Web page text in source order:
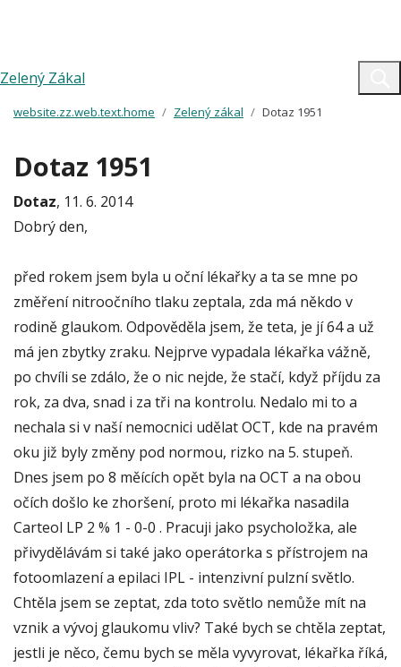
Zelený Zákal
website.zz.web.text.home Zelený zákal Dotaz 1951
Dotaz 1951
Dotaz, 11. 6. 2014
Dobrý den,
před rokem jsem byla u oční lékařky a ta se mne po
změření nitroočního tlaku zeptala, zda má někdo v
rodině glaukom. Odpověděla jsem, že teta, je jí 64 a už
má jen zbytky zraku. Nejprve vypadala lékařka vážně,
po chvíli se zdálo, že o nic nejde, že stačí, když příjdu za
rok, za dva, snad i za tři na kontrolu. Nedalo mi to a
nechala si v naší nemocnici udělat OCT, kde na pravém
oku již byly změny pod normou, rizko na 5. stupeň.
Dnes jsem po 8 měících opět byla na OCT a na obou
očích došlo ke zhoršení, proto mi lékařka nasadila
Carteol LP 2 % 1 - 0-0 . Pracuji jako psycholožka, ale
přivydělávám si také jako operátorka s přístrojem na
fotoomlazení a epilaci IPL - intenzivní pulzní světlo.
Chtěla jsem se zeptat, zda toto světlo nemůže mít na
vznik a vývoj glaukomu vliv? Také bych se chtěla zeptat,
jestli je něco, čemu bych se měla vyvyrovat, lékařka říká,